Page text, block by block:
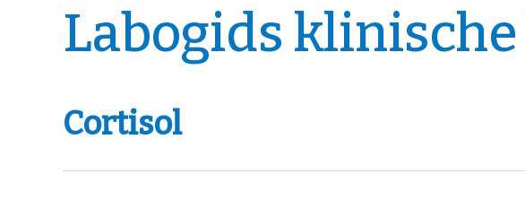
Labogids
Cortisol